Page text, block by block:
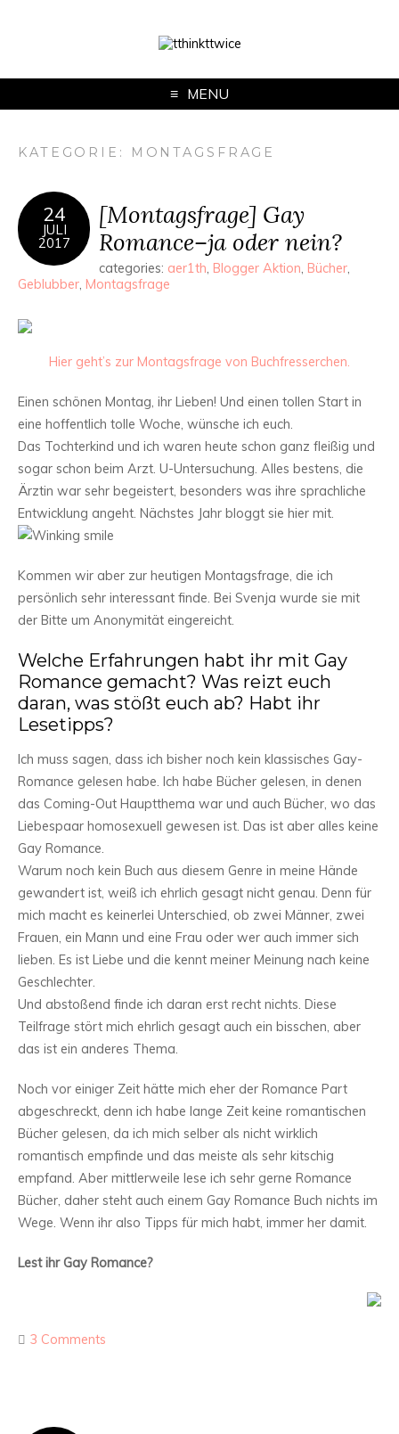
MENU
KATEGORIE: MONTAGSFRAGE
24
JULI
2017
[Montagsfrage] Gay
Romance–ja oder nein?
categories: aer1th, Blogger Aktion, Bücher,
Geblubber, Montagsfrage
Hier geht’s zur Montagsfrage von Buchfresserchen.
Einen schönen Montag, ihr Lieben! Und einen tollen Start in
eine hoffentlich tolle Woche, wünsche ich euch.
Das Tochterkind und ich waren heute schon ganz fleißig und
sogar schon beim Arzt. U-Untersuchung. Alles bestens, die
Ärztin war sehr begeistert, besonders was ihre sprachliche
Entwicklung angeht. Nächstes Jahr bloggt sie hier mit.
Kommen wir aber zur heutigen Montagsfrage, die ich
persönlich sehr interessant finde. Bei Svenja wurde sie mit
der Bitte um Anonymität eingereicht.
Welche Erfahrungen habt ihr mit Gay
Romance gemacht? Was reizt euch
daran, was stößt euch ab? Habt ihr
Lesetipps?
Ich muss sagen, dass ich bisher noch kein klassisches Gay-
Romance gelesen habe. Ich habe Bücher gelesen, in denen
das Coming-Out Hauptthema war und auch Bücher, wo das
Liebespaar homosexuell gewesen ist. Das ist aber alles keine
Gay Romance.
Warum noch kein Buch aus diesem Genre in meine Hände
gewandert ist, weiß ich ehrlich gesagt nicht genau. Denn für
mich macht es keinerlei Unterschied, ob zwei Männer, zwei
Frauen, ein Mann und eine Frau oder wer auch immer sich
lieben. Es ist Liebe und die kennt meiner Meinung nach keine
Geschlechter.
Und abstoßend finde ich daran erst recht nichts. Diese
Teilfrage stört mich ehrlich gesagt auch ein bisschen, aber
das ist ein anderes Thema.
Noch vor einiger Zeit hätte mich eher der Romance Part
abgeschreckt, denn ich habe lange Zeit keine romantischen
Bücher gelesen, da ich mich selber als nicht wirklich
romantisch empfinde und das meiste als sehr kitschig
empfand. Aber mittlerweile lese ich sehr gerne Romance
Bücher, daher steht auch einem Gay Romance Buch nichts im
Wege. Wenn ihr also Tipps für mich habt, immer her damit.
Lest ihr Gay Romance?
3 Comments